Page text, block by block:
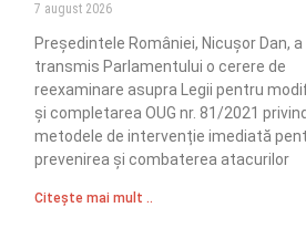
7 august 2026
Președintele României, Nicușor Dan, a
transmis Parlamentului o cerere de
reexaminare asupra Legii pentru
și completarea OUG nr. 81/2021 privind
metodele de intervenție imediată
prevenirea și combaterea atacurilor
Citește mai mult ..